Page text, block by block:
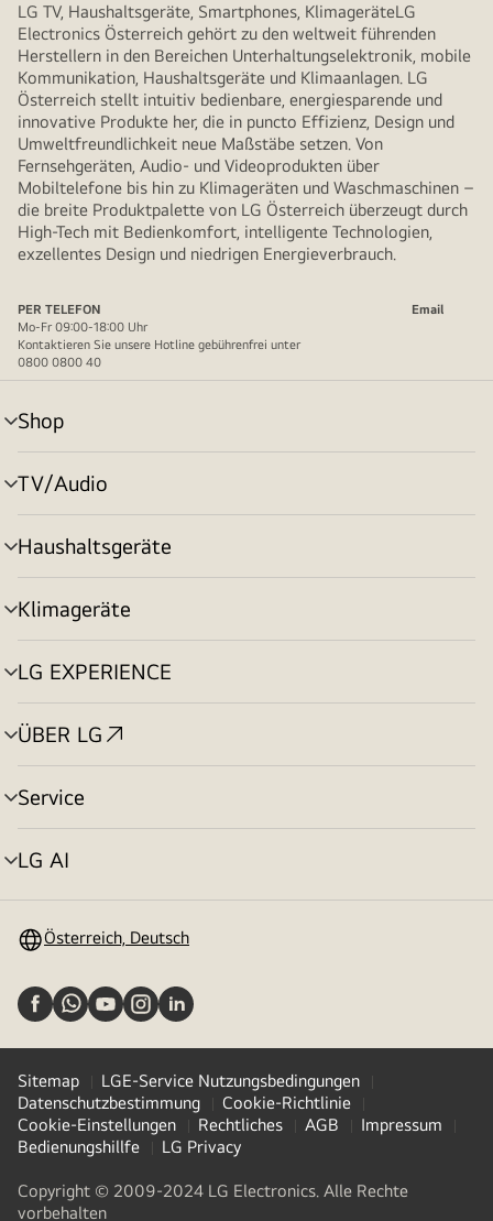
LG TV, Haushaltsgeräte, Smartphones, KlimageräteLG
Electronics Österreich gehört zu den weltweit führenden
Herstellern in den Bereichen Unterhaltungselektronik, mobile
Kommunikation, Haushaltsgeräte und Klimaanlagen. LG
Österreich stellt intuitiv bedienbare, energiesparende und
innovative Produkte her, die in puncto Effizienz, Design und
Umweltfreundlichkeit neue Maßstäbe setzen. Von
Fernsehgeräten, Audio- und Videoprodukten über
Mobiltelefone bis hin zu Klimageräten und Waschmaschinen –
die breite Produktpalette von LG Österreich überzeugt durch
High-Tech mit Bedienkomfort, intelligente Technologien,
exzellentes Design und niedrigen Energieverbrauch.
PER TELEFON
Email
Mo-Fr 09:00-18:00 Uhr
Kontaktieren Sie unsere Hotline gebührenfrei unter
0800 0800 40
Shop
Menü
umschalten
TV/Audio
Menü
umschalten
Haushaltsgeräte
Menü
umschalten
Klimageräte
Menü
umschalten
LG EXPERIENCE
Menü
umschalten
ÜBER LG
Menü
umschalten
Service
Menü
umschalten
LG AI
Menü
Österreich, Deutsch
Sitemap
LGE-Service Nutzungsbedingungen
Datenschutzbestimmung
Cookie-Richtlinie
Cookie-Einstellungen
Rechtliches AGB
Impressum
Bedienungshillfe
LG Privacy
Copyright © 2009-2024 LG Electronics. Alle Rechte
vorbehalten